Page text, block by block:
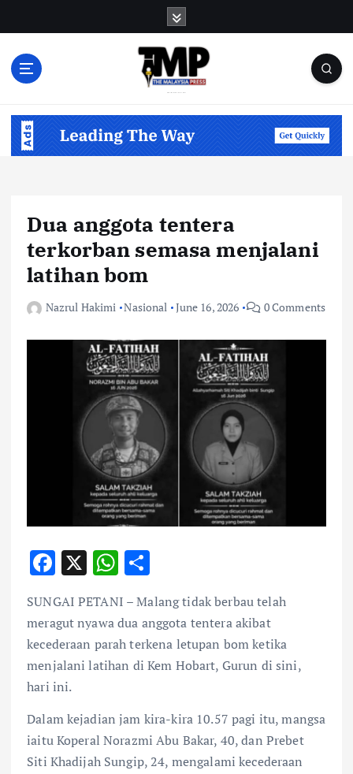
Dua anggota tentera
terkorban semasa menjalani
latihan bom
Nazrul Hakimi Nasional June 16, 2026 0 Comments
F
e
b
o
o
k
X W
at
s
A
p
h
ar
e
SUNGAI PETANI – Malang tidak berbau telah
meragut nyawa dua anggota tentera akibat
kecederaan parah terkena letupan bom ketika
menjalani latihan di Kem Hobart, Gurun di sini,
hari ini.
Dalam kejadian jam kira-kira 10.57 pagi itu, mangsa
iaitu Koperal Norazmi Abu Bakar, 40, dan Prebet
Siti Khadijah Sungip, 24, mengalami kecederaan